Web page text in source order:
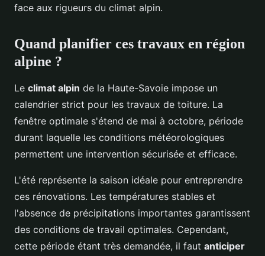
face aux rigueurs du climat alpin.
Quand planifier ces travaux en région
alpine ?
Le climat alpin de la Haute-Savoie impose un
calendrier strict pour les travaux de toiture. La
fenêtre optimale s'étend de mai à octobre, période
durant laquelle les conditions météorologiques
permettent une intervention sécurisée et efficace.
L'été représente la saison idéale pour entreprendre
ces rénovations. Les températures stables et
l'absence de précipitations importantes garantissent
des conditions de travail optimales. Cependant,
cette période étant très demandée, il faut anticiper